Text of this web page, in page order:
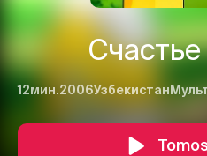
12мин.2006Узбекистан